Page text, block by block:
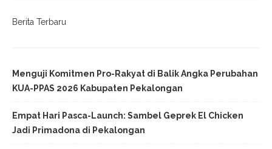
Berita Terbaru
Menguji Komitmen Pro-Rakyat di Balik Angka Perubahan
KUA-PPAS 2026 Kabupaten Pekalongan
Empat Hari Pasca-Launch: Sambel Geprek El Chicken
Jadi Primadona di Pekalongan